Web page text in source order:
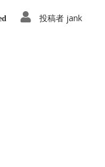
投稿者 jank